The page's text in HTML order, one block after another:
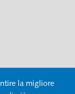
la migliore